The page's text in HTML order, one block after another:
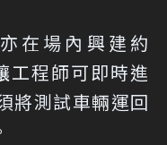
在場內興建約
工程師可即時進
將測試車輛運回